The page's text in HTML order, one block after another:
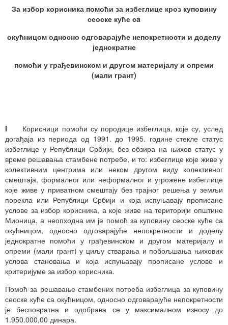
За избор корисника помоћи за избеглице кроз куповину
сеоске куће сa
окућницом односно одговарајуће непокретности и доделу
једнократне
помоћи у грађевинском и другом материјалу и опреми
(мали грант)
I Корисници помоћи су породице избеглица, које су, услед
догађаја из периода од 1991. до 1995. године стекле статус
избеглице у Републици Србији, без обзира на њихов статус у
време решавања стамбене потребе, и то: избеглице које живе у
колективним центрима или неком другом виду колективног
смештаја, формалног или неформалног и угрожене избеглице
које живе у приватном смештају без трајног решења у земљи
порекла или Републици Србији и која испуњавају прописане
услове за избор корисника, а које живе на територији општине
Мионица, а неопходна им је помоћ за куповину сеоске куће са
окућницом, односно одговарајуће непокретности и доделу
једнократне помоћи у грађевинском и другом материјалу и
опреми (мали грант) у циљу стварања и побољшања њихових
услова становања и која испуњавају прописане услове и
критеријуме за избор корисника.
Помоћ за решавање стамбених потреба избеглица за куповину
сеоске куће са окућницом, односно одговарајуће непокретности
је бесповратна и одобрава се у максималном износу до
1.950.000,00 динара.